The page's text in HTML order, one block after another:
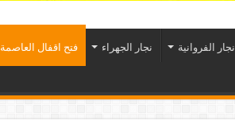
نجار الفروانية نجار الجهراء فتح اقفال العاصمة